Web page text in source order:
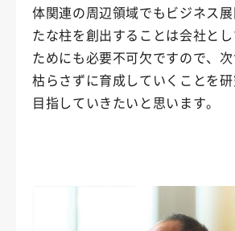
体関連の周辺領域でもビジネス
たな柱を創出することは会社と
ためにも必要不可欠ですので、
枯らさずに育成していくことを
目指していきたいと思います。